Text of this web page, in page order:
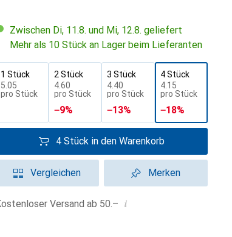
Zwischen Di, 11.8. und Mi, 12.8. geliefert
Mehr als 10 Stück an Lager beim Lieferanten
1 Stück
CHF
5.05
pro Stück
2 Stück
CHF
4.60
pro Stück
−9%
3 Stück
CHF
4.40
pro Stück
−13%
4 Stück
CHF
4.15
pro Stück
−18%
4 Stück in den Warenkorb
Vergleichen Merken
Kostenloser Versand ab 50.– i